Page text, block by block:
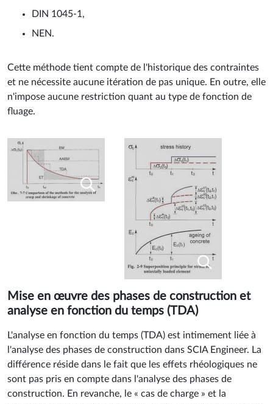
DIN 1045-1,
NEN.
Cette méthode tient compte de l'historique des contraintes
et ne nécessite aucune itération de pas unique. En outre, elle
n'impose aucune restriction quant au type de fonction de
fluage.
Mise en œuvre des phases de construction et
analyse en fonction du temps (TDA)
L'analyse en fonction du temps (TDA) est intimement liée à
l'analyse des phases de construction dans SCIA Engineer. La
différence réside dans le fait que les effets rhéologiques ne
sont pas pris en compte dans l'analyse des phases de
construction. En revanche, le « cas de charge » et la